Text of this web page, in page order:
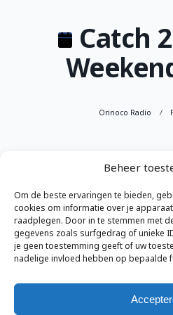
Beheer
Om de beste ervaringen te bieden,
cookies om informatie over je
raadplegen. Door in te stemmen met
gegevens zoals surfgedrag of unieke
je geen toestemming geeft of uw
nadelige invloed hebben op bepaalde
Catch
Orinoco Radio
&
De
WeekendstArd
28 februari 2025